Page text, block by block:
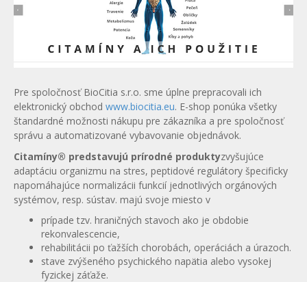
Pre spoločnosť BioCitia s.r.o. sme úplne prepracovali ich
elektronický obchod www.biocitia.eu. E-shop ponúka všetky
štandardné možnosti nákupu pre zákazníka a pre spoločnosť
správu a automatizované vybavovanie objednávok.
Citamíny® predstavujú prírodné produktyzvyšujúce
adaptáciu organizmu na stres, peptidové regulátory špecificky
napomáhajúce normalizácii funkcií jednotlivých orgánových
systémov, resp. sústav. majú svoje miesto v
prípade tzv. hraničných stavoch ako je obdobie
rekonvalescencie,
rehabilitácii po ťažších chorobách, operáciách a úrazoch.
stave zvýšeného psychického napätia alebo vysokej
fyzickej záťaže.